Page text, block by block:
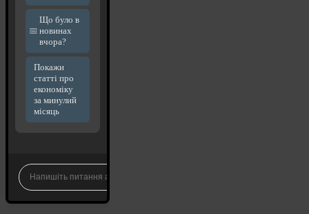
Що було в
новинах
вчора?
Покажи
статті про
економіку
за минулий
місяць